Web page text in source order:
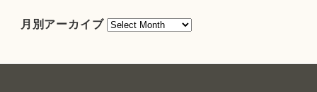
月別アーカイブ 月